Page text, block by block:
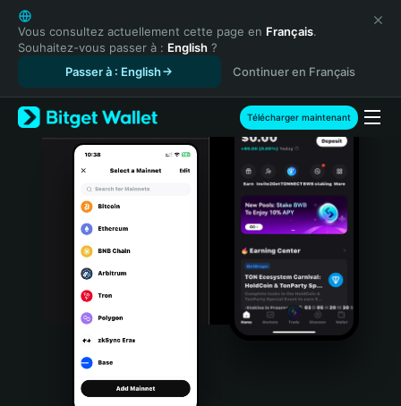
English
日本語
Tiếng Việt
Español (Latinoamérica)
Türkçe
Italiano
Português (Portugal)
Bahasa Indonesia
Português (Brasil)
Español (Argentina)
Vous consultez actuellement cette page en Français.
Souhaitez-vous passer à : English ?
Passer à : English
Continuer en Français
Télécharger maintenant